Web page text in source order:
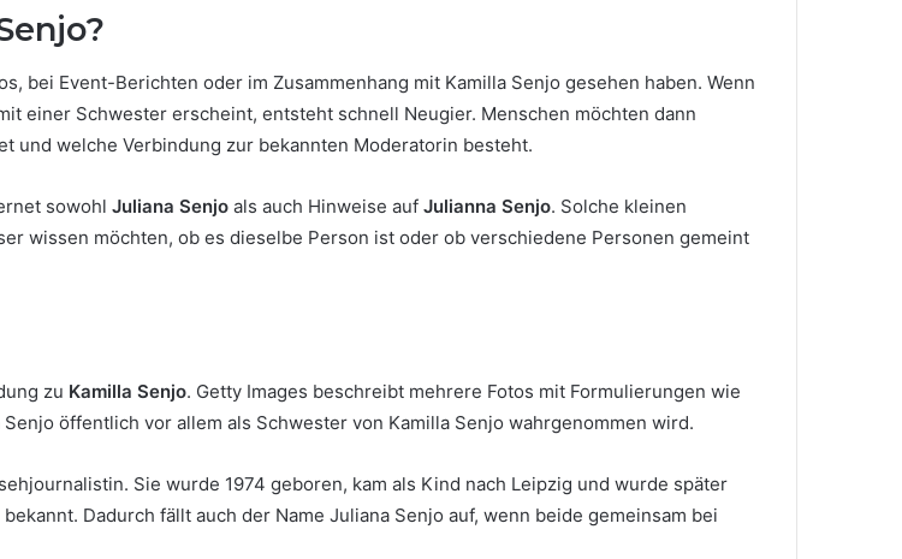
bei Event-Berichten oder im Zusammenhang mit Kamilla Senjo gesehen haben. Wenn
einer Schwester erscheint, entsteht schnell Neugier. Menschen möchten dann
und welche Verbindung zur bekannten Moderatorin besteht.
sowohl Juliana Senjo als auch Hinweise auf Julianna Senjo. Solche kleinen
wissen möchten, ob es dieselbe Person ist oder ob verschiedene Personen gemeint
zu Kamilla Senjo. Getty Images beschreibt mehrere Fotos mit Formulierungen wie
öffentlich vor allem als Schwester von Kamilla Senjo wahrgenommen wird.
Sie wurde 1974 geboren, kam als Kind nach Leipzig und wurde später
Dadurch fällt auch der Name Juliana Senjo auf, wenn beide gemeinsam bei